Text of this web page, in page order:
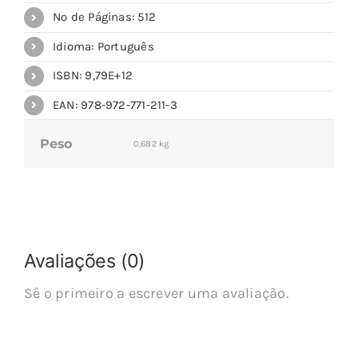
Nº de Páginas: 512
Idioma: Português
ISBN: 9,79E+12
EAN: 978-972-771-211-3
Peso 0,682 kg
Avaliações (0)
Sê o primeiro a escrever uma avaliação.